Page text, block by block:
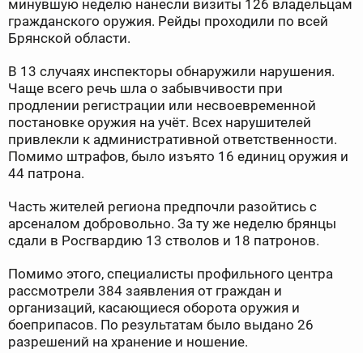
минувшую неделю нанесли визиты 126 владельцам
гражданского оружия. Рейды проходили по всей
Брянской области.
В 13 случаях инспекторы обнаружили нарушения.
Чаще всего речь шла о забывчивости при
продлении регистрации или несвоевременной
постановке оружия на учёт. Всех нарушителей
привлекли к административной ответственности.
Помимо штрафов, было изъято 16 единиц оружия и
44 патрона.
Часть жителей региона предпочли разойтись с
арсеналом добровольно. За ту же неделю брянцы
сдали в Росгвардию 13 стволов и 18 патронов.
Помимо этого, специалисты профильного центра
рассмотрели 384 заявления от граждан и
организаций, касающиеся оборота оружия и
боеприпасов. По результатам было выдано 26
разрешений на хранение и ношение.